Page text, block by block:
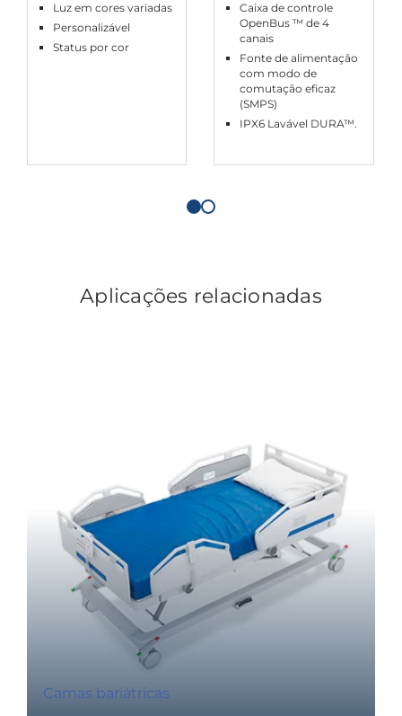
Luz em cores variadas
Personalizável
Status por cor
Caixa de controle
OpenBus ™ de 4
canais
Fonte de alimentação
com modo de
comutação eficaz
(SMPS)
IPX6 Lavável DURA™.
Aplicações relacionadas
Camas bariátricas